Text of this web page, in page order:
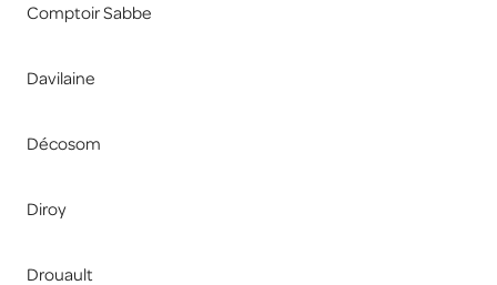
Comptoir Sabbe
Davilaine
Décosom
Diroy
Drouault